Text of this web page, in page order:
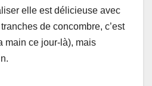
elle est délicieuse avec
de concombre, c’est
main ce jour-là), mais